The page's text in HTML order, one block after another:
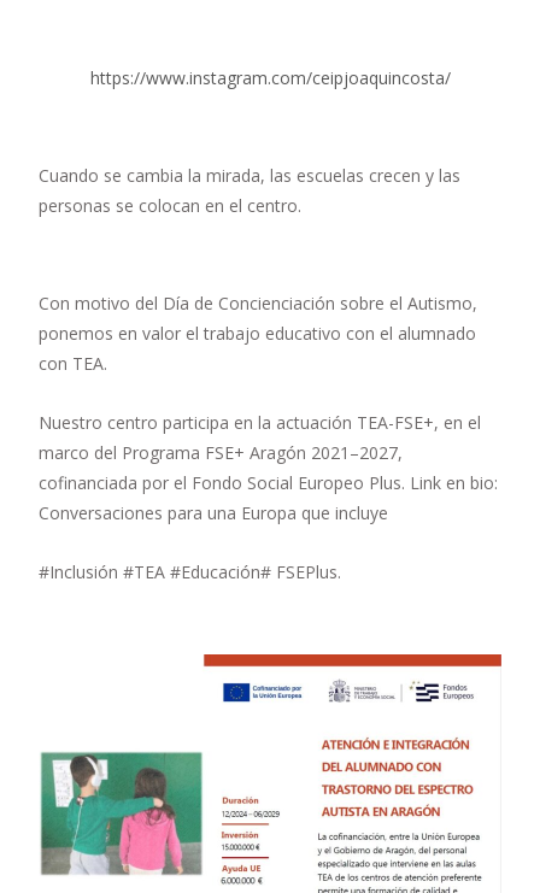
https://www.instagram.com/ceipjoaquincosta/
Cuando se cambia la mirada, las escuelas crecen y las
personas se colocan en el centro.
Con motivo del Día de Concienciación sobre el Autismo,
ponemos en valor el trabajo educativo con el alumnado
con TEA.
Nuestro centro participa en la actuación TEA-FSE+, en el
marco del Programa FSE+ Aragón 2021–2027,
cofinanciada por el Fondo Social Europeo Plus. Link en bio:
Conversaciones para una Europa que incluye
#Inclusión #TEA #Educación# FSEPlus.